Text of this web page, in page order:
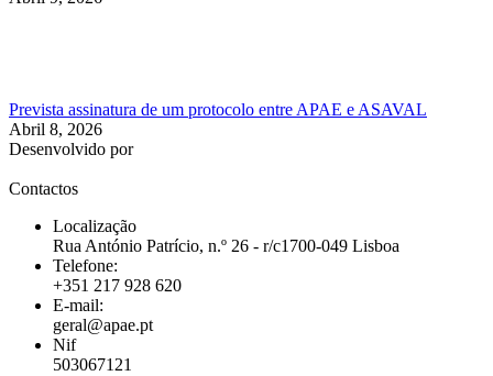
Prevista assinatura de um protocolo entre APAE e ASAVAL
Abril 8, 2026
Desenvolvido por
Contactos
Localização
Rua António Patrício, n.º 26 - r/c1700-049 Lisboa
Telefone:
+351 217 928 620
E-mail:
geral@apae.pt
Nif
503067121